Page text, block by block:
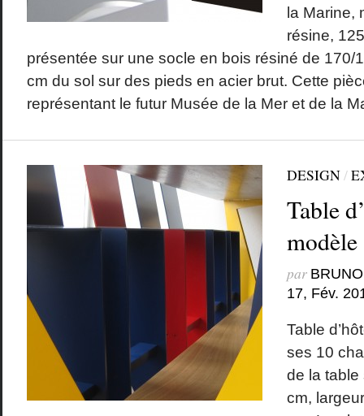
la Marine,
résine,
présentée sur une socle en bois résiné de 170/
cm du sol sur des pieds en acier brut. Cette
représentant le futur Musée de la Mer et de la
DESIGN/
Table
par
17, Fév.
Table
ses 10
de la table
cm,